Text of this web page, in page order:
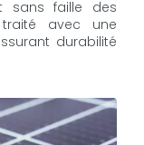
sans faille des
avec une
durabilité